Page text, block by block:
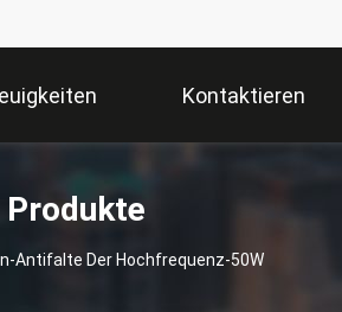
Kontaktieren
Antifalte Der Hochfrequenz-50W